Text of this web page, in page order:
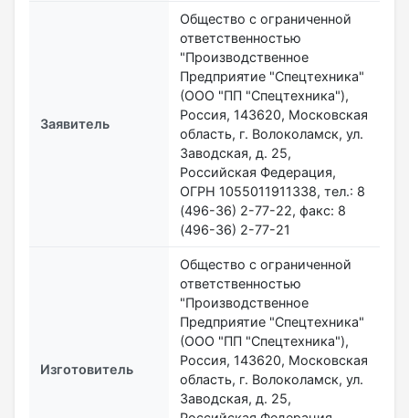
Заявитель
Общество с ограниченной
ответственностью
"Производственное
Предприятие "Спецтехника"
(ООО "ПП "Спецтехника"),
Россия, 143620, Московская
область, г. Волоколамск, ул.
Заводская, д. 25,
Российская Федерация,
ОГРН 1055011911338, тел.: 8
(496-36) 2-77-22, факс: 8
(496-36) 2-77-21
Изготовитель
Общество с ограниченной
ответственностью
"Производственное
Предприятие "Спецтехника"
(ООО "ПП "Спецтехника"),
Россия, 143620, Московская
область, г. Волоколамск, ул.
Заводская, д. 25,